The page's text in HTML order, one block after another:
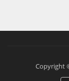
Copyright